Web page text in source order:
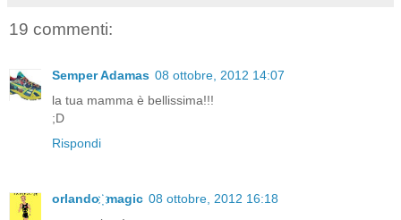
19 commenti:
Semper Adamas 08 ottobre, 2012 14:07
la tua mamma è bellissima!!!
;D
Rispondi
orlando ҉ magic 08 ottobre, 2012 16:18